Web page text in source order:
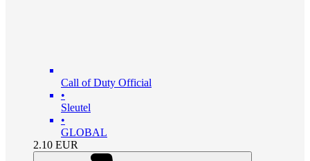
Call of Duty Official
•
Sleutel
•
GLOBAL
2.10 EUR